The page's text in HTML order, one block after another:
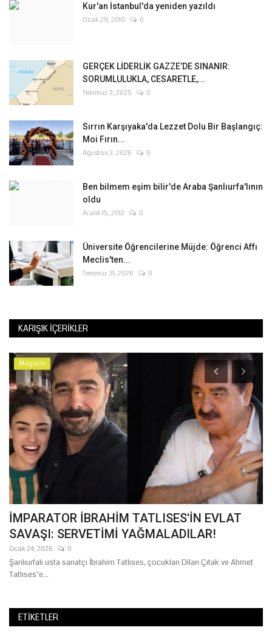
Kur'an İstanbul'da yeniden yazıldı
Ocak 29, 2010 0
GERÇEK LİDERLİK GAZZE’DE SINANIR:
SORUMLULUKLA, CESARETLE,...
Temmuz 3, 2025 0
Sırrın Karşıyaka'da Lezzet Dolu Bir Başlangıç:
Moi Fırın...
Ağustos 3, 2026 0
Ben bilmem eşim bilir'de Araba Şanlıurfa'lının
oldu
Aralık 15, 2012 0
Üniversite Öğrencilerine Müjde: Öğrenci Affı
Meclis'ten...
Temmuz 31, 2026 0
KARIŞIK İÇERIKLER
Magazin
İMPARATOR İBRAHİM TATLISES'İN EVLAT
SAVAŞI: SERVETİMİ YAĞMALADILAR!
Ocak 24, 2026 0
Şanlıurfalı usta sanatçı İbrahim Tatlıses, çocukları Dilan Çıtak ve Ahmet
Tatlıses’e...
ETIKETLER